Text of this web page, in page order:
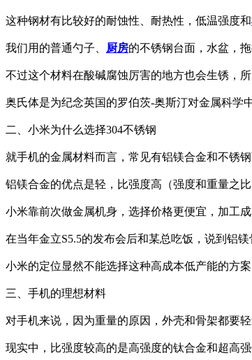
这种钢材有比较好的耐蚀性、耐热性，低温强度和
我们用的普通勺子、 厨房的不锈钢台面，水盆，拖
不过这个材料在酸碱腐蚀厉害的地方也会生锈，
奥氏体是为纪念英国的罗伯茨-奥斯汀对金属科学
二、小米为什么选择304不锈钢
就手机的金属材料而言，常见有铝镁合金和不锈
铝镁合金的优点是轻，比强度高（强度和重量之
小米靠前次做金属机身，选择价格更便宜，加工
在当年金立S5.5的发布会后和某总吃饭，说到铝
小米的定位显然不能选择这种高成本低产能的方案
三、手机的理想材料
对手机来说，因为重量的原因，外壳和骨架都要
现实中，比强度较高的是高强度的钛合金和超高